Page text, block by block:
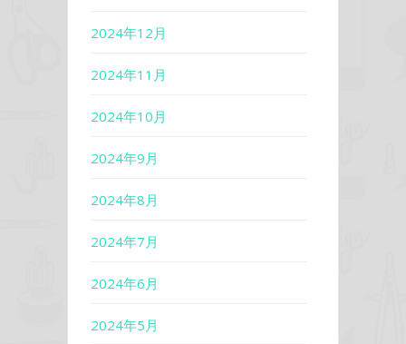
2024年12月
2024年11月
2024年10月
2024年9月
2024年8月
2024年7月
2024年6月
2024年5月